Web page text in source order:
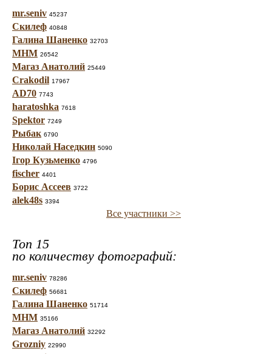
mr.seniv 45237
Скилеф 40848
Галина Шаненко 32703
МНМ 26542
Магаз Анатолий 25449
Crakodil 17967
AD70 7743
haratoshka 7618
Spektor 7249
Рыбак 6790
Николай Наседкин 5090
Ігор Кузьменко 4796
fischer 4401
Борис Ассеев 3722
alek48s 3394
Все участники >>
Топ 15
по количеству фотографий:
mr.seniv 78286
Скилеф 56681
Галина Шаненко 51714
МНМ 35166
Магаз Анатолий 32292
Grozniy 22990